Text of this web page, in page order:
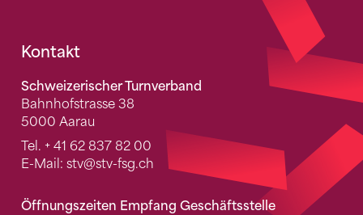
Fusszeile
Kontakt
Schweizerischer Turnverband
Bahnhofstrasse 38
5000 Aarau
Tel. + 41 62 837 82 00
E-Mail: stv@stv-fsg.ch
Öffnungszeiten Empfang Geschäftsstelle